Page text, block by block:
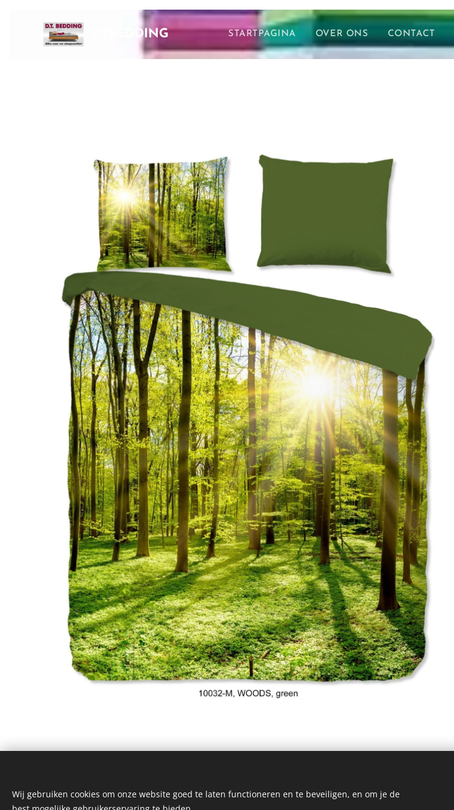
DTBEDDING STARTPAGINA OVER ONS CONTACT
Wij gebruiken cookies om onze website goed te laten functioneren en te beveiligen, en om je de